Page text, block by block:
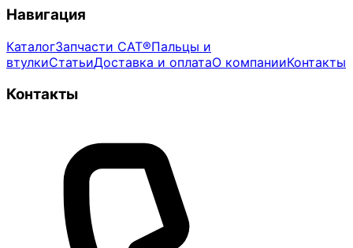
Навигация
КаталогЗапчасти CAT®Пальцы и
втулкиСтатьиДоставка и оплатаО компанииКонтакты
Контакты